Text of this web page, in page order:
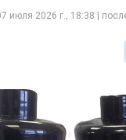
июля 2026 г., 18:38 |